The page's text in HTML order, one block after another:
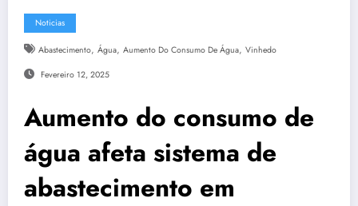
Noticias
Abastecimento, Água, Aumento Do Consumo De Água, Vinhedo
Fevereiro 12, 2025
Aumento do consumo de
água afeta sistema de
abastecimento em